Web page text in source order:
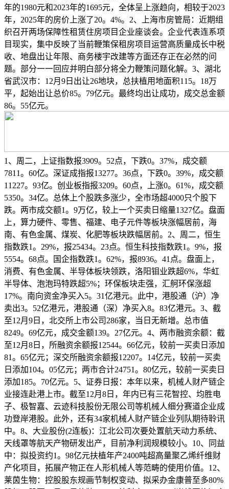
年的1980元和2023年的1695元，全体呈上涨趋向，相较于2023
年，2025年的房价上涨了20。4%。2、上海市房管局：近期组
织召开两场保障性租赁住房项目企业座谈会。企业代表连系项
目现实，集中反映了当前鞭策保租房项目运营高质量成长中税
收、地盘出让年限、商务楼宇改建等方面还存正在必然的问
题。部分一一回应并明白部分将全力鞭策问题化解。3、湖北
省武汉市：12月9日出让26地块，总扶植用地面积115。18万
平，起始出让总价85。79亿元。最终均出让成功，成交总金额
86。55亿元。
1、周二，上证指数报3909。52点，下跌0。37%，成交额
7811。60亿。深证成指报13277。36点，下跌0。39%，成交额
11227。93亿。创业板指报3209。60点，上涨0。61%，成交额
5350。34亿。总体上个股跌多涨少，全市场超4000只个股下
跌。两市成交额1。9万亿，较上一个买卖日缩量1327亿。盘面
上，算力硬件、零售、福建、电子元件等板块涨幅居前，海
南、有色金属、煤炭、化肥等板块跌幅居前。2、周二，恒生
指数跌1。29%，报25434。23点。恒生科技指数跌1。9%，报
5554。68点。国企指数跌1。62%，报8936。41点。盘面上，
消费、有色金属、半导体板块领跌，洛阳钼业跌超6%，华虹
半导体、泡泡玛特跌超5%；环保板块走强，汇舸环保涨超
17%。南向资金净买入5。31亿港元。此中，港股通（沪）净
卖出3。52亿港元，港股通（深）净买入8。83亿港元。3、截
至12月9日，北交所上市公司286家，当日无新增。总市值
8249。69亿元，成交金额139。27亿元。4、两市融资余额：截
至12月8日，所融资余额报12544。66亿元，较前一买卖日添加
81。65亿元；深交所融资余额报12207。14亿元，较前一买卖
日添加104。05亿元；两市合计24751。80亿元，较前一买卖日
添加185。70亿元。5、证券日报：本年以来，机械人财产链企
业接连赴港上市。截至12月8日，年内已有三花智控、均胜电
子、极智嘉、云迹科技股份无限公司等机械人细分赛道企业成
功登岸港股。此外，还有34家机械人财产链企业列队期待聆讯
中。8、大业股份(2连板)：江北公司次要处置航天动力系统、
天线罩等航天产物研发出产，目前净利润规模较小。10、同益
中：拟投资约1。98亿元扶植年产2400吨超高量聚乙烯纤维财
产化项目，拓展产物正在人形机械人等范畴的使用价值。12、
莱茵生物：控股股东规画节制权变动、拟采办金康普至多80%